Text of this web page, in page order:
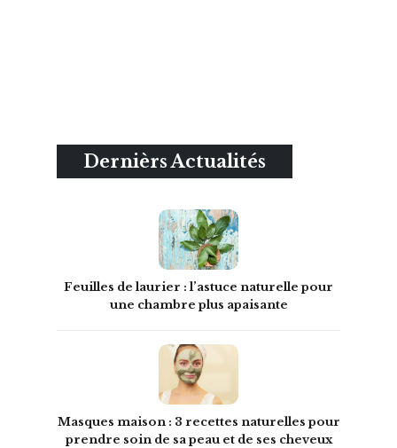
Dernièrs Actualités
Feuilles de laurier : l’astuce naturelle pour
une chambre plus apaisante
Masques maison : 3 recettes naturelles pour
prendre soin de sa peau et de ses cheveux